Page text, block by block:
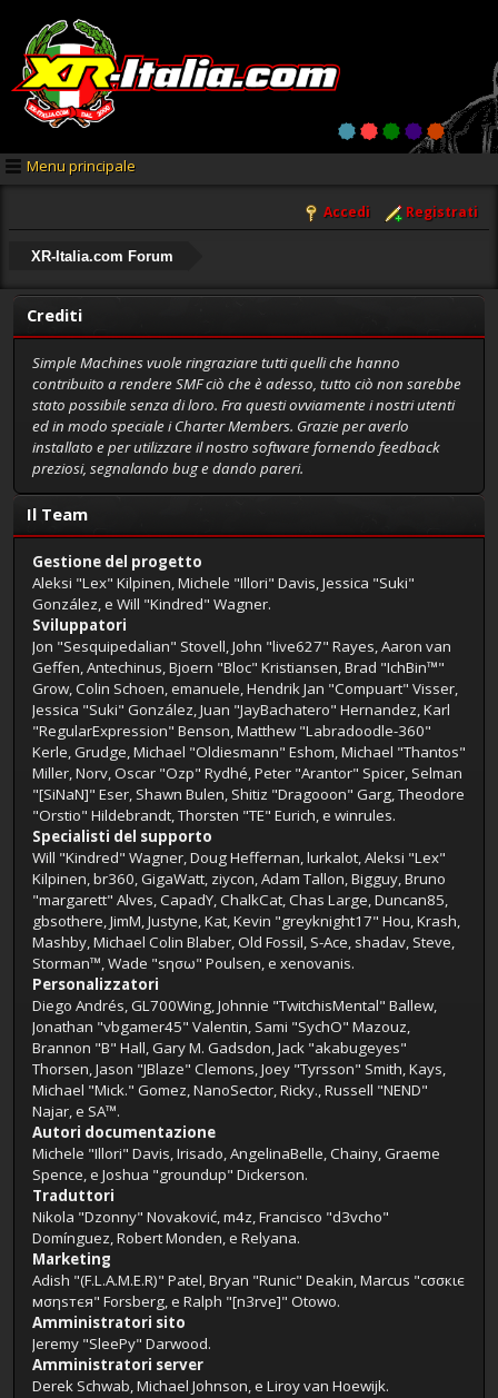
Menu principale
Accedi Registrati
XR-Italia.com Forum
Crediti
Simple Machines vuole ringraziare tutti quelli che hanno
contribuito a rendere SMF ciò che è adesso, tutto ciò non sarebbe
stato possibile senza di loro. Fra questi ovviamente i nostri utenti
ed in modo speciale i Charter Members. Grazie per averlo
installato e per utilizzare il nostro software fornendo feedback
preziosi, segnalando bug e dando pareri.
Il Team
Gestione del progetto
Aleksi "Lex" Kilpinen, Michele "Illori" Davis, Jessica "Suki"
González, e Will "Kindred" Wagner.
Sviluppatori
Jon "Sesquipedalian" Stovell, John "live627" Rayes, Aaron van
Geffen, Antechinus, Bjoern "Bloc" Kristiansen, Brad "IchBin™"
Grow, Colin Schoen, emanuele, Hendrik Jan "Compuart" Visser,
Jessica "Suki" González, Juan "JayBachatero" Hernandez, Karl
"RegularExpression" Benson, Matthew "Labradoodle-360"
Kerle, Grudge, Michael "Oldiesmann" Eshom, Michael "Thantos"
Miller, Norv, Oscar "Ozp" Rydhé, Peter "Arantor" Spicer, Selman
"[SiNaN]" Eser, Shawn Bulen, Shitiz "Dragooon" Garg, Theodore
"Orstio" Hildebrandt, Thorsten "TE" Eurich, e winrules.
Specialisti del supporto
Will "Kindred" Wagner, Doug Heffernan, lurkalot, Aleksi "Lex"
Kilpinen, br360, GigaWatt, ziycon, Adam Tallon, Bigguy, Bruno
"margarett" Alves, CapadY, ChalkCat, Chas Large, Duncan85,
gbsothere, JimM, Justyne, Kat, Kevin "greyknight17" Hou, Krash,
Mashby, Michael Colin Blaber, Old Fossil, S-Ace, shadav, Steve,
Storman™, Wade "sησω" Poulsen, e xenovanis.
Personalizzatori
Diego Andrés, GL700Wing, Johnnie "TwitchisMental" Ballew,
Jonathan "vbgamer45" Valentin, Sami "SychO" Mazouz,
Brannon "B" Hall, Gary M. Gadsdon, Jack "akabugeyes"
Thorsen, Jason "JBlaze" Clemons, Joey "Tyrsson" Smith, Kays,
Michael "Mick." Gomez, NanoSector, Ricky., Russell "NEND"
Najar, e SA™.
Autori documentazione
Michele "Illori" Davis, Irisado, AngelinaBelle, Chainy, Graeme
Spence, e Joshua "groundup" Dickerson.
Traduttori
Nikola "Dzonny" Novaković, m4z, Francisco "d3vcho"
Domínguez, Robert Monden, e Relyana.
Marketing
Adish "(F.L.A.M.E.R)" Patel, Bryan "Runic" Deakin, Marcus "cσσкιє
мσηѕтєя" Forsberg, e Ralph "[n3rve]" Otowo.
Amministratori sito
Jeremy "SleePy" Darwood.
Amministratori server
Derek Schwab, Michael Johnson, e Liroy van Hoewijk.